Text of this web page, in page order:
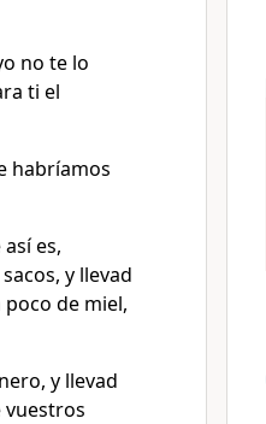
no te lo
ti el
habríamos
es,
y llevad
de miel,
y llevad
vuestros